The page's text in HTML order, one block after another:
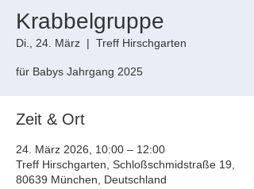
Krabbelgruppe
Di., 24. März
  |
Treff Hirschgarten
für Babys Jahrgang 2025
Zeit & Ort
24. März 2026, 10:00 – 12:00
Treff Hirschgarten, Schloßschmidstraße 19,
80639 München, Deutschland